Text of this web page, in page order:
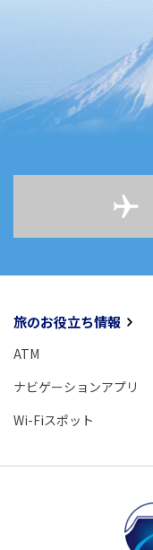
旅のお役立ち情報
ATM
ナビゲーションアプリ
Wi-Fiスポット